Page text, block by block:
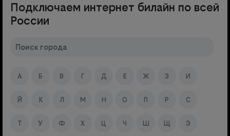
Подключаем интернет билайн по всей
России
А Б В Г Д Е Ж З И
Й К Л М Н О П Р С
Т У Ф Х Ц Ч Ш Щ Э